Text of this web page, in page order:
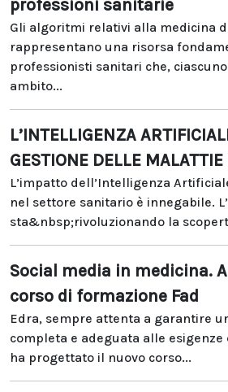
professioni sanitarie
Gli algoritmi relativi alla medicina
rappresentano una risorsa
professionisti sanitari che,
ambito...
L’INTELLIGENZA
GESTIONE DELLE
L’impatto dell’Intelligenza
nel settore sanitario è innegabile.
sta&nbsp;rivoluzionando la
Social media in medicina.
corso di formazione Fad
Edra, sempre attenta a garantire
completa e adeguata alle
ha progettato il nuovo corso...